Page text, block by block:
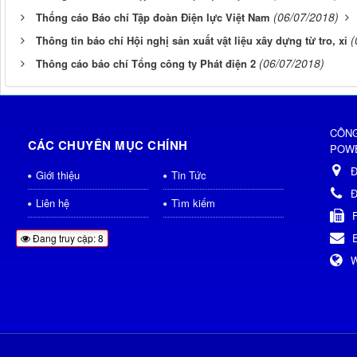
Thống cáo Báo chí Tập đoàn Điện lực Việt Nam (06/07/2018)
Thông tin báo chí Hội nghị sản xuất vật liệu xây dựng từ tro, xỉ
Thông cáo báo chí Tổng công ty Phát điện 2 (06/07/2018)
CÁC CHUYÊN MỤC CHÍNH
Giới thiệu
Tin Tức
Liên hệ
Tìm kiếm
Đang truy cập: 8